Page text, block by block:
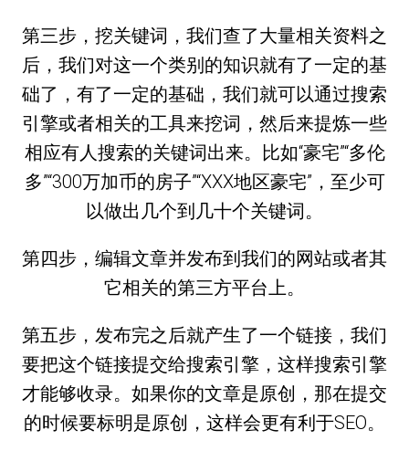
第三步，挖关键词，我们查了大量相关资料之
后，我们对这一个类别的知识就有了一定的基
础了，有了一定的基础，我们就可以通过搜索
引擎或者相关的工具来挖词，然后来提炼一些
相应有人搜索的关键词出来。比如“豪宅”“多伦
多”“300万加币的房子”“XXX地区豪宅”，至少可
以做出几个到几十个关键词。
第四步，编辑文章并发布到我们的网站或者其
它相关的第三方平台上。
第五步，发布完之后就产生了一个链接，我们
要把这个链接提交给搜索引擎，这样搜索引擎
才能够收录。如果你的文章是原创，那在提交
的时候要标明是原创，这样会更有利于SEO。